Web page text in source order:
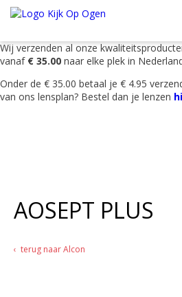
Wij verzenden al onze
vanaf € 35.00 naar elke plek in
Onder de € 35.00 betaal je € 4.95
van ons lensplan? Bestel dan je lenzen
AOSEPT PLUS
terug naar Alcon